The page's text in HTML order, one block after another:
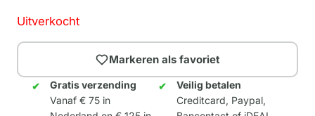
Uitverkocht
Markeren als favoriet
Gratis verzending
Vanaf € 75 in
Veilig betalen
Creditcard, Paypal,